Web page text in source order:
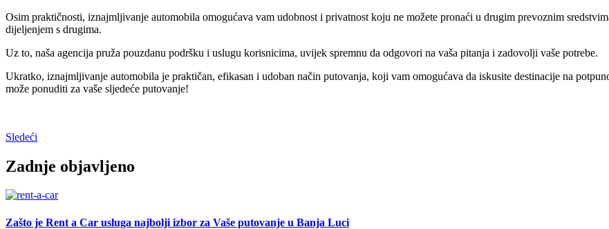
Osim praktičnosti, iznajmljivanje automobila omogućava vam udobnost i privatnost koju ne možete pronaći u drugim prevoznim
dijeljenjem s drugima.
Uz to, naša agencija pruža pouzdanu podršku i uslugu korisnicima, uvijek spremnu da odgovori na vaša pitanja i zadovolji vaše potrebe.
Ukratko, iznajmljivanje automobila je praktičan, efikasan i udoban način putovanja, koji vam omogućava da iskusite destinacije na
može ponuditi za vaše sljedeće putovanje!
Sledeći
Zadnje objavljeno
Zašto je Rent a Car usluga najbolji izbor za Vaše putovanje u Banja Luci